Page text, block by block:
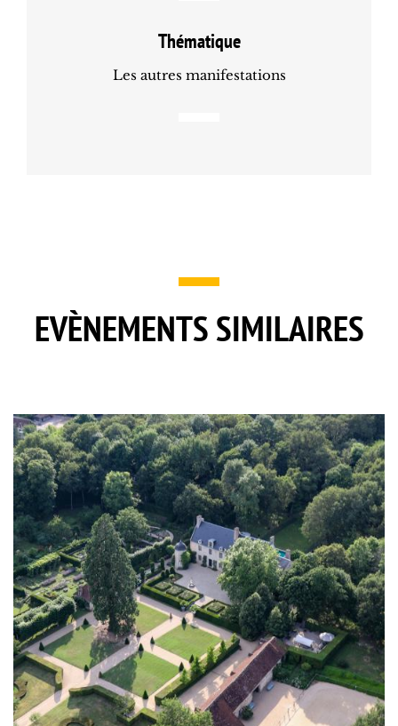
Thématique
Les autres manifestations
EVÈNEMENTS SIMILAIRES